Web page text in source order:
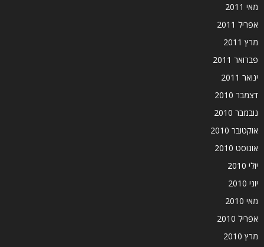
מאי 2011
אפריל 2011
מרץ 2011
פברואר 2011
ינואר 2011
דצמבר 2010
נובמבר 2010
אוקטובר 2010
אוגוסט 2010
יולי 2010
יוני 2010
מאי 2010
אפריל 2010
מרץ 2010